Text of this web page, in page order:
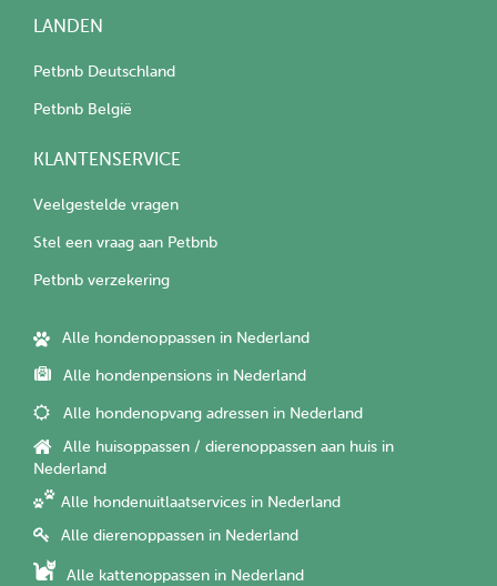
LANDEN
Petbnb Deutschland
Petbnb België
KLANTENSERVICE
Veelgestelde vragen
Stel een vraag aan Petbnb
Petbnb verzekering
Alle hondenoppassen in Nederland
Alle hondenpensions in Nederland
Alle hondenopvang adressen in Nederland
Alle huisoppassen / dierenoppassen aan huis in
Nederland
Alle hondenuitlaatservices in Nederland
Alle dierenoppassen in Nederland
Alle kattenoppassen in Nederland